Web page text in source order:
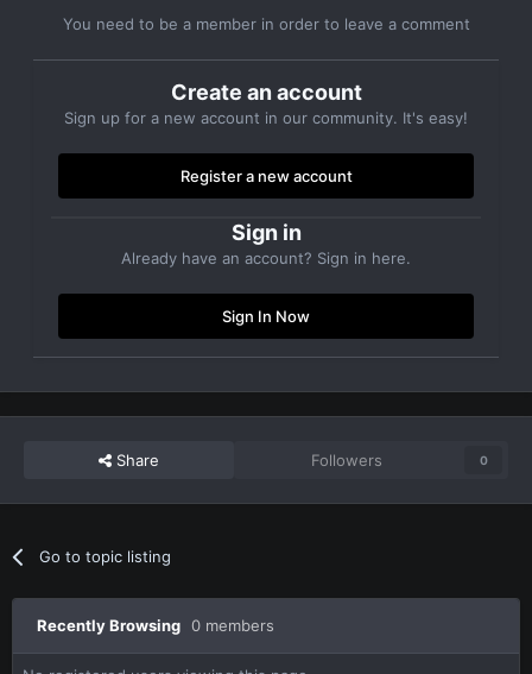
You need to be a member in order to leave a comment
Create an account
Sign up for a new account in our community. It's easy!
Register a new account
Sign in
Already have an account? Sign in here.
Sign In Now
Share Followers 0
Go to topic listing
Recently Browsing 0 members